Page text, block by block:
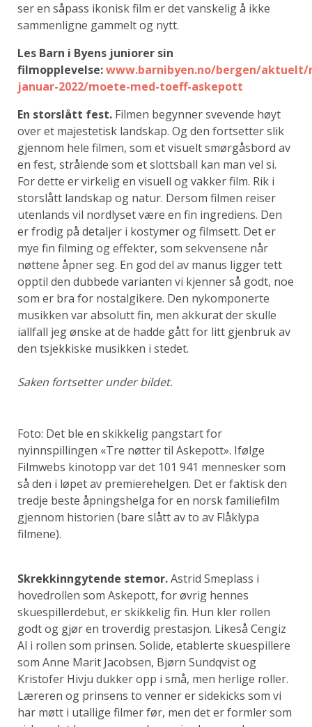
ser en såpass ikonisk film er det vanskelig å ikke
sammenligne gammelt og nytt.
Les Barn i Byens juniorer sin
filmopplevelse:www.barnibyen.no/bergen/aktuelt/
januar-2022/moete-med-toeff-askepott
En storslått fest. Filmen begynner svevende høyt
over et majestetisk landskap. Og den fortsetter slik
gjennom hele filmen, som et visuelt smørgåsbord av
en fest, strålende som et slottsball kan man vel si.
For dette er virkelig en visuell og vakker film. Rik i
storslått landskap og natur. Dersom filmen reiser
utenlands vil nordlyset være en fin ingrediens. Den
er frodig på detaljer i kostymer og filmsett. Det er
mye fin filming og effekter, som sekvensene når
nøttene åpner seg. En god del av manus ligger tett
opptil den dubbede varianten vi kjenner så godt, noe
som er bra for nostalgikere. Den nykomponerte
musikken varabsolutt fin, men akkurat der skulle
iallfall jeg ønske at de hadde gått for litt gjenbruk av
den tsjekkiske musikken i stedet.
Saken fortsetter under bildet.
Foto: Det ble en skikkelig pangstart for
nyinnspillingen «Tre nøtter til Askepott». Ifølge
Filmwebs kinotopp var det 101 941 mennesker som
så den i løpet av premierehelgen. Det er faktisk den
tredje beste åpningshelga for en norsk familiefilm
gjennom historien (bare slått av to av Flåklypa
filmene).
Skrekkinngytende stemor.Astrid Smeplass i
hovedrollen som Askepott, for øvrig hennes
skuespillerdebut, er skikkelig fin. Hun kler rollen
godt og gjør en troverdig prestasjon. Likeså Cengiz
Al i rollen som prinsen. Solide, etablerte skuespillere
som Anne Marit Jacobsen, Bjørn Sundqvist og
Kristofer Hivju dukker opp i små, men herlige roller.
Læreren og prinsens to venner er sidekicks som vi
har møtt i utallige filmer før, men det er formler som